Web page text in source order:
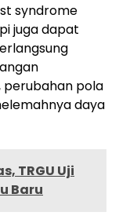
syndrome
juga dapat
perubahan pola
daya
TRGU Uji
Baru